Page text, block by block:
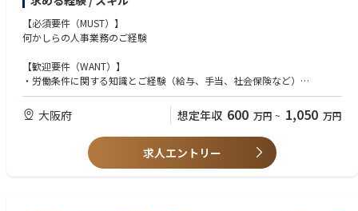
・キャリア支援施策の企画・運用
（キャリアプラン策定支援、サクセッションプラン、タレントマネジメン
トシステムの活用など）
・再雇用制度の見直し・運用
・昇格、組織改正、役員人事、再雇用に関する事務手続き
・ポスト管理（出向状況の可視化、将来計画の策定、計画的な人材派遣）
・育成を目的とした出向の企画、運用
【必須要件（MUST）】
何かしらの人事業務のご経験
【歓迎要件（WANT）】
・労働条件に関する知識とご経験（給与、手当、社会保険など）
・海外事業体とのネゴシエーション（交渉）経験
【求める人物像】
・海外とのコミュニケーションに抵抗がない方
・グローバル思考を持っている方
・チームで仕事を推進できる方
大阪府 想定年収 600 万円 ~ 1,050 万円
求人エントリー